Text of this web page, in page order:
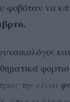
φοβόταν να
της είναι